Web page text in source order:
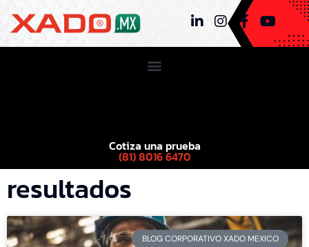
Cotiza una prueba
(81) 8016 6470
resultados
BLOG CORPORATIVO XADO MEXICO